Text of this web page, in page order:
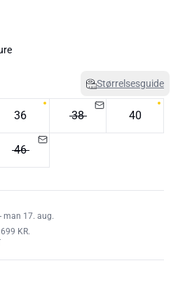
Størrelsesguide
36 38 40
46
man 17. aug.
KR.